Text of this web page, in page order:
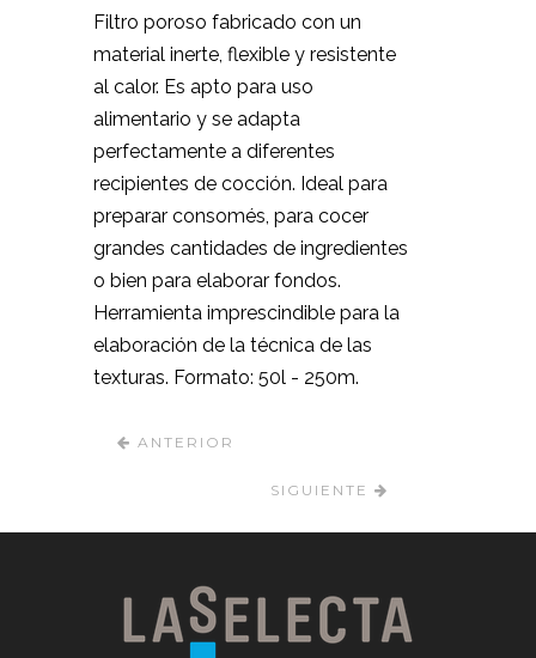
Filtro poroso fabricado con un
material inerte, flexible y resistente
al calor. Es apto para uso
alimentario y se adapta
perfectamente a diferentes
recipientes de cocción. Ideal para
preparar consomés, para cocer
grandes cantidades de ingredientes
o bien para elaborar fondos.
Herramienta imprescindible para la
elaboración de la técnica de las
texturas. Formato: 50l - 250m.
ANTERIOR
SIGUIENTE